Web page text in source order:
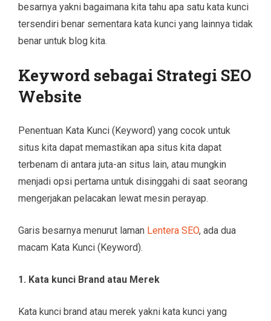
besarnya yakni bagaimana kita tahu apa satu kata kunci
tersendiri benar sementara kata kunci yang lainnya tidak
benar untuk blog kita.
Keyword sebagai Strategi SEO
Website
Penentuan Kata Kunci (Keyword) yang cocok untuk
situs kita dapat memastikan apa situs kita dapat
terbenam di antara juta-an situs lain, atau mungkin
menjadi opsi pertama untuk disinggahi di saat seorang
mengerjakan pelacakan lewat mesin perayap.
Garis besarnya menurut laman Lentera SEO, ada dua
macam Kata Kunci (Keyword).
1. Kata kunci Brand atau Merek
Kata kunci brand atau merek yakni kata kunci yang